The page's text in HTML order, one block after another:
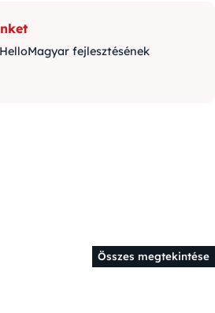
fejlesztésének
Összes megtekintése